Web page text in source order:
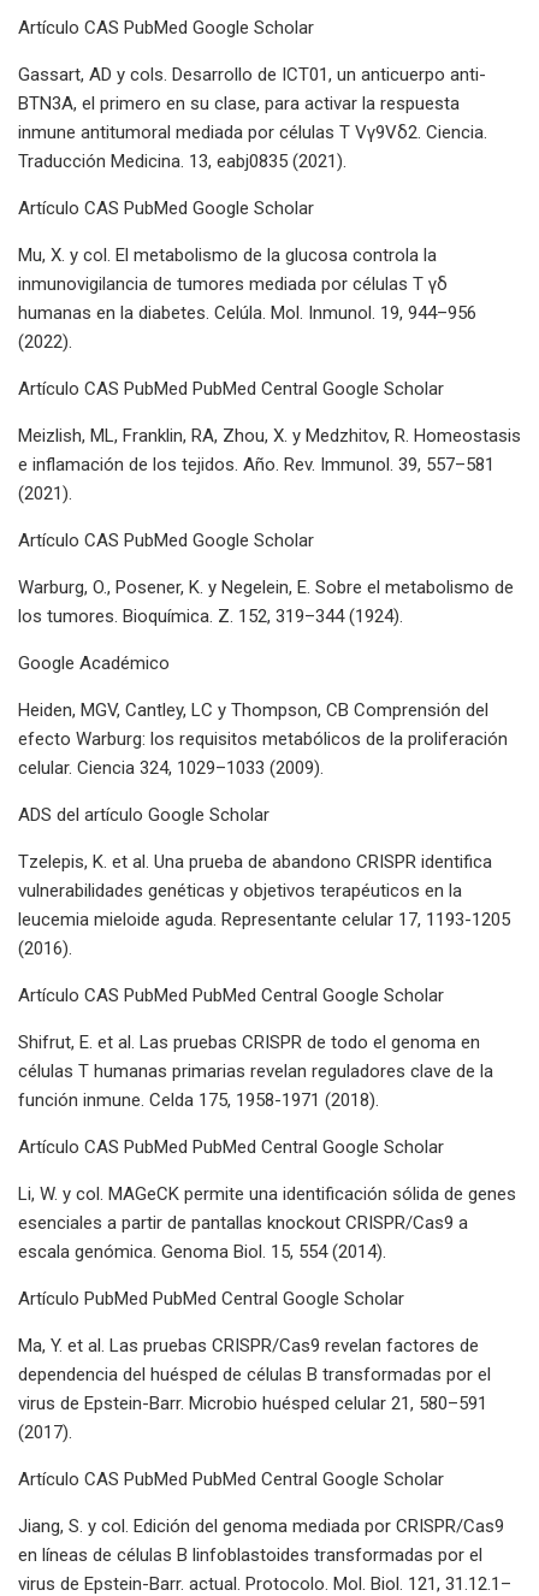
Artículo CAS PubMed Google Scholar
Gassart, AD y cols. Desarrollo de ICT01, un anticuerpo anti-
BTN3A, el primero en su clase, para activar la respuesta
inmune antitumoral mediada por células T Vγ9Vδ2. Ciencia.
Traducción Medicina. 13, eabj0835 (2021).
Artículo CAS PubMed Google Scholar
Mu, X. y col. El metabolismo de la glucosa controla la
inmunovigilancia de tumores mediada por células T γδ
humanas en la diabetes. Celúla. Mol. Inmunol. 19, 944–956
(2022).
Artículo CAS PubMed PubMed Central Google Scholar
Meizlish, ML, Franklin, RA, Zhou, X. y Medzhitov, R. Homeostasis
e inflamación de los tejidos. Año. Rev. Immunol. 39, 557–581
(2021).
Artículo CAS PubMed Google Scholar
Warburg, O., Posener, K. y Negelein, E. Sobre el metabolismo de
los tumores. Bioquímica. Z. 152, 319–344 (1924).
Google Académico
Heiden, MGV, Cantley, LC y Thompson, CB Comprensión del
efecto Warburg: los requisitos metabólicos de la proliferación
celular. Ciencia 324, 1029–1033 (2009).
ADS del artículo Google Scholar
Tzelepis, K. et al. Una prueba de abandono CRISPR identifica
vulnerabilidades genéticas y objetivos terapéuticos en la
leucemia mieloide aguda. Representante celular 17, 1193-1205
(2016).
Artículo CAS PubMed PubMed Central Google Scholar
Shifrut, E. et al. Las pruebas CRISPR de todo el genoma en
células T humanas primarias revelan reguladores clave de la
función inmune. Celda 175, 1958-1971 (2018).
Artículo CAS PubMed PubMed Central Google Scholar
Li, W. y col. MAGeCK permite una identificación sólida de genes
esenciales a partir de pantallas knockout CRISPR/Cas9 a
escala genómica. Genoma Biol. 15, 554 (2014).
Artículo PubMed PubMed Central Google Scholar
Ma, Y. et al. Las pruebas CRISPR/Cas9 revelan factores de
dependencia del huésped de células B transformadas por el
virus de Epstein-Barr. Microbio huésped celular 21, 580–591
(2017).
Artículo CAS PubMed PubMed Central Google Scholar
Jiang, S. y col. Edición del genoma mediada por CRISPR/Cas9
en líneas de células B linfoblastoides transformadas por el
virus de Epstein-Barr. actual. Protocolo. Mol. Biol. 121, 31.12.1–